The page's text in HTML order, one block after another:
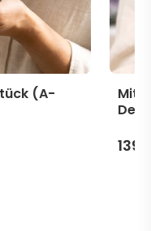
(A-